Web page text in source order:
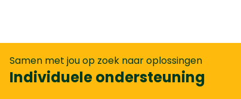
Samen met jou op zoek naar oplossingen
Individuele ondersteuning